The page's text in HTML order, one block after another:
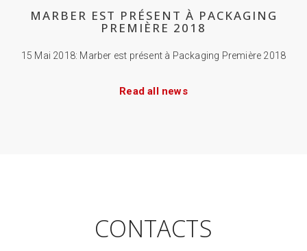
MARBER EST PRÉSENT À PACKAGING
PREMIÈRE 2018
15 Mai 2018: Marber est présent à Packaging Première 2018
Read all news
CONTACTS